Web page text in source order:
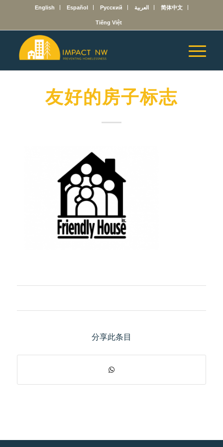
English Español Русский العربية 简体中文
Tiếng Việt
友好的房子标志
分享此条目